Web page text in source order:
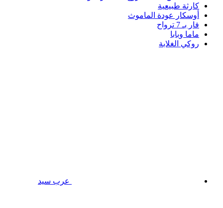
كارثة طبيعية
أوسكار عودة الماموث
فار بـ 7 ترواح
ماما وبابا
روكي الغلابة
عرب سيد